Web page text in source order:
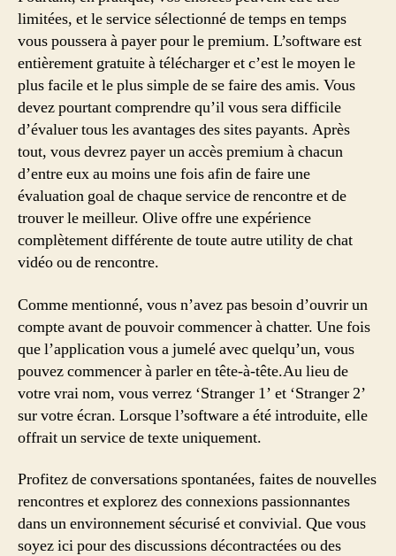
limitées, et le service sélectionné de temps en temps
vous poussera à payer pour le premium. L’software est
entièrement gratuite à télécharger et c’est le moyen le
plus facile et le plus simple de se faire des amis. Vous
devez pourtant comprendre qu’il vous sera difficile
d’évaluer tous les avantages des sites payants. Après
tout, vous devrez payer un accès premium à chacun
d’entre eux au moins une fois afin de faire une
évaluation goal de chaque service de rencontre et de
trouver le meilleur. Olive offre une expérience
complètement différente de toute autre utility de chat
vidéo ou de rencontre.
Comme mentionné, vous n’avez pas besoin d’ouvrir un
compte avant de pouvoir commencer à chatter. Une fois
que l’application vous a jumelé avec quelqu’un, vous
pouvez commencer à parler en tête-à-tête.Au lieu de
votre vrai nom, vous verrez ‘Stranger 1’ et ‘Stranger 2’
sur votre écran. Lorsque l’software a été introduite, elle
offrait un service de texte uniquement.
Profitez de conversations spontanées, faites de nouvelles
rencontres et explorez des connexions passionnantes
dans un environnement sécurisé et convivial. Que vous
soyez ici pour des discussions décontractées ou des